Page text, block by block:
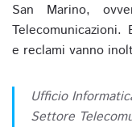
San Marino,
e reclami vanno
Ufficio
Settore